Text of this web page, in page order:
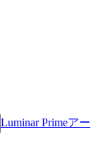
Luminar Primeアー